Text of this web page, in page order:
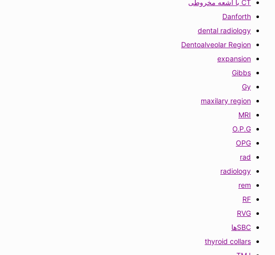
CT با اشعه مخروطی
Danforth
dental radiology
Dentoalveolar Region
expansion
Gibbs
Gy
maxilary region
MRI
O.P.G
OPG
rad
radiology
rem
RF
RVG
SBCها
thyroid collars